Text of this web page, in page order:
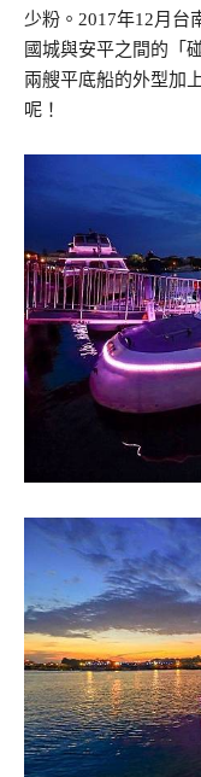
少粉。 2017年12月台
國城與安平之間的「
兩艘平底船的外型加
呢！